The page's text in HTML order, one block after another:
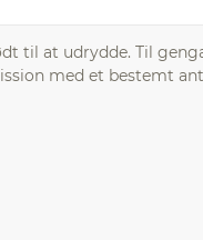
til at udrydde. Til
med et bestemt